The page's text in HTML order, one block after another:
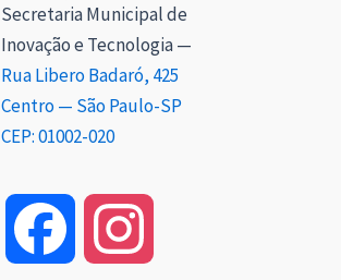
Secretaria Municipal de
Inovação e Tecnologia —
Rua Libero Badaró, 425
Centro — São Paulo-SP
CEP: 01002-020